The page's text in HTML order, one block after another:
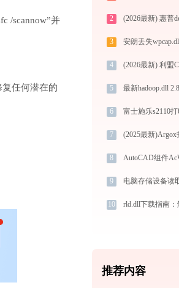
/scannow”并
任何潜在的
2
3 安朗丢失
4
5 最新hadoop.dll
6
7
8
9
10
推荐内容